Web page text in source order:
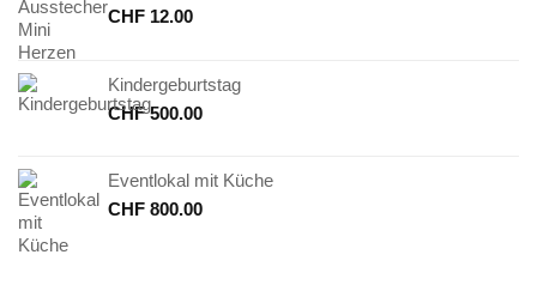
CHF 12.00
Kindergeburtstag
CHF500.00
Eventlokal mit Küche
CHF 800.00